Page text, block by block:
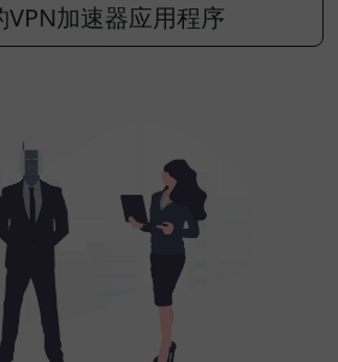
VPN加速器应用程序